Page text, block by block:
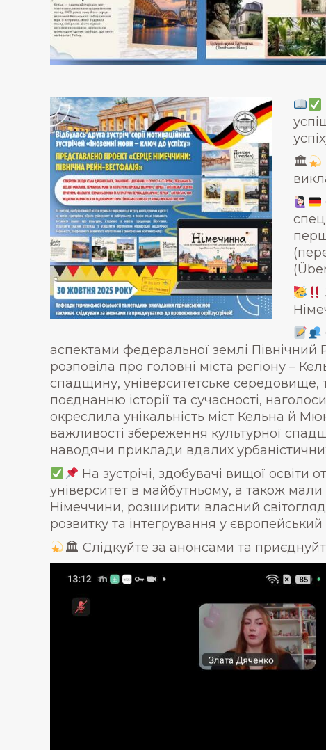
🏛
аспектами федеральної землі Північний
розповіла про головні міста регіону –
спадщину, університетське середовище,
поєднанню історії та сучасності,
окреслила унікальність міст Кельна й
важливості збереження культурної
наводячи приклади вдалих
На зустрічі, здобувачі вищої
університет в майбутньому, а також
Німеччини, розширити власний
розвитку та інтегрування у європейський
🏛 Слідкуйте за анонсами та